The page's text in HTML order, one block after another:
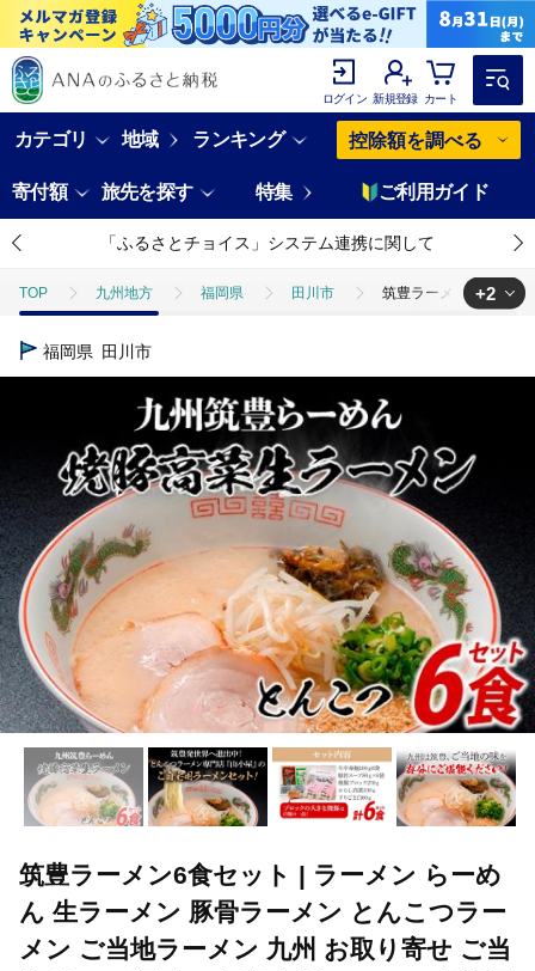
ログイン 新規登録 カート
カテゴリ 地域 ランキング 控除額を調べる
寄付額 旅先を探す 特集 ご利用ガイド
「ふるさとチョイス」システム連携に関して
TOP 九州地方 福岡県 田川市 筑豊ラーメン6食セッ
TOP
+2
福岡県 田川市
筑豊ラーメン6食セット | ラーメン らーめ
ん 生ラーメン 豚骨ラーメン とんこつラー
メン ご当地ラーメン 九州 お取り寄せ ご当